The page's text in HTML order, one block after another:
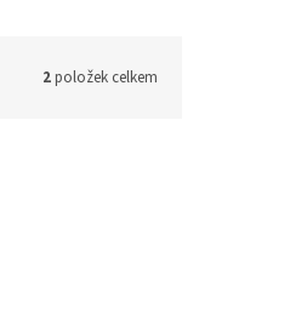
2položek celkem